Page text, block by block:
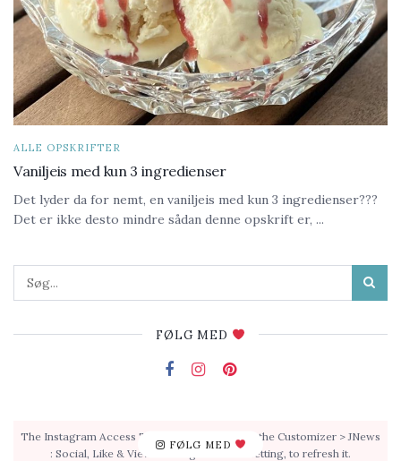
ALLE OPSKRIFTER
Vaniljeis med kun 3 ingredienser
Det lyder da for nemt, en vaniljeis med kun 3 ingredienser???
Det er ikke desto mindre sådan denne opskrift er, ...
FØLG MED
FØLG MED
The Instagram Access Token is expired, Go to the Customizer > JNews
: Social, Like & View > Instagram Feed Setting, to refresh it.